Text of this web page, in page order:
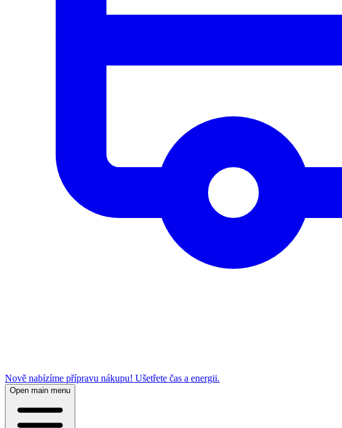
Nově nabízíme přípravu nákupu! Ušetřete čas a energii.
Open main menu